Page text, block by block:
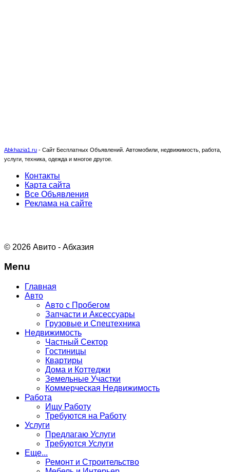
Abkhazia1.ru - Сайт Бесплатных Объявлений. Автомобили, недвижимость, работа,
услуги, техника, одежда и многое другое.
Контакты
Карта сайта
Все Объявления
Реклама на сайте
© 2026 Авито - Абхазия
Menu
Главная
Авто
Авто с Пробегом
Запчасти и Аксессуары
Грузовые и Спецтехника
Недвижимость
Частный Сектор
Гостиницы
Квартиры
Дома и Коттеджи
Земельные Участки
Коммерческая Недвижимость
Работа
Ищу Работу
Требуются на Работу
Услуги
Предлагаю Услуги
Требуются Услуги
Еще...
Ремонт и Строительство